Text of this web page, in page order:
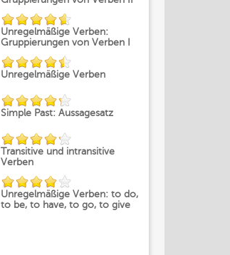
Unregelmäßige Verben:
Gruppierungen von Verben I
Unregelmäßige Verben
Simple Past: Aussagesatz
Transitive und intransitive
Verben
Unregelmäßige Verben: to do,
to be, to have, to go, to give